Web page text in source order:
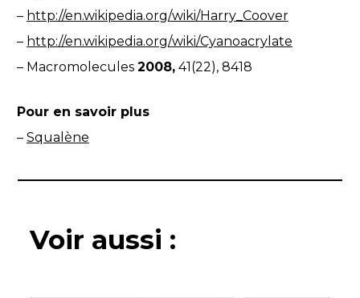
– http://en.wikipedia.org/wiki/Harry_Coover
– http://en.wikipedia.org/wiki/Cyanoacrylate
– Macromolecules 2008,41(22), 8418
Pour en savoir plus
– Squalène
Voir aussi :